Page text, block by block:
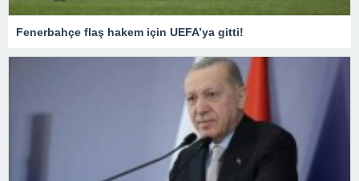
Fenerbahçe flaş hakem için UEFA’ya gitti!